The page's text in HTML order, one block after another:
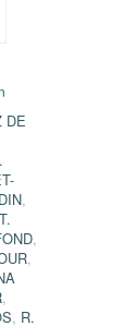
DE
,
,
,
,
, R.